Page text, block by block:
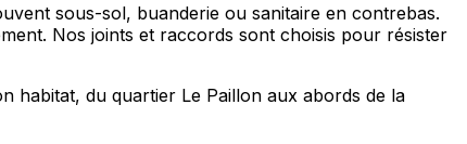
sous-sol, buanderie ou sanitaire en contrebas.
Nos joints et raccords sont choisis pour résister
habitat, du quartier Le Paillon aux abords de la